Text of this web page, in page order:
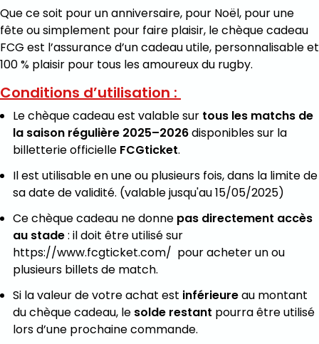
Que ce soit pour un anniversaire, pour Noël, pour une
fête ou simplement pour faire plaisir, le chèque cadeau
FCG est l’assurance d’un cadeau utile, personnalisable et
100 % plaisir pour tous les amoureux du rugby.
Conditions d’utilisation :
Le chèque cadeau est valable sur tous les matchs de
la saison régulière 2025–2026disponibles sur la
billetterie officielle FCGticket.
Il est utilisable en une ou plusieurs fois, dans la limite de
sa date de validité. (valable jusqu'au 15/05/2025)
Ce chèque cadeau ne donne pas directement accès
au stade: il doit être utilisé sur
https://www.fcgticket.com/ pour acheter un ou
plusieurs billets de match.
Si la valeur de votre achat est inférieureau montant
du chèque cadeau, le solde restant pourra être utilisé
lors d’une prochaine commande.